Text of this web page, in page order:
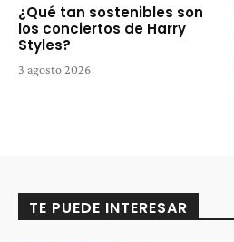
¿Qué tan sostenibles son
los conciertos de Harry
Styles?
3 agosto 2026
TE PUEDE INTERESAR